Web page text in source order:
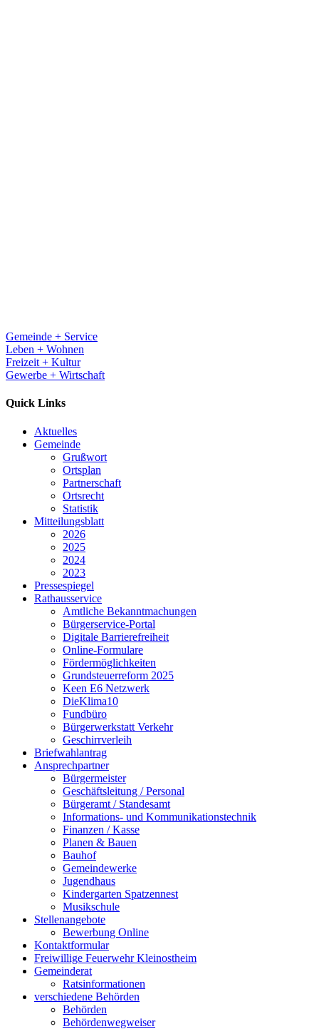
Gemeinde + Service
Leben + Wohnen
Freizeit + Kultur
Gewerbe + Wirtschaft
Quick Links
Aktuelles
Gemeinde
Grußwort
Ortsplan
Partnerschaft
Ortsrecht
Statistik
Mitteilungsblatt
2026
2025
2024
2023
Pressespiegel
Rathausservice
Amtliche Bekanntmachungen
Bürgerservice-Portal
Digitale Barrierefreiheit
Online-Formulare
Fördermöglichkeiten
Grundsteuerreform 2025
Keen E6 Netzwerk
DieKlima10
Fundbüro
Bürgerwerkstatt Verkehr
Geschirrverleih
Briefwahlantrag
Ansprechpartner
Bürgermeister
Geschäftsleitung / Personal
Bürgeramt / Standesamt
Informations- und Kommunikationstechnik
Finanzen / Kasse
Planen & Bauen
Bauhof
Gemeindewerke
Jugendhaus
Kindergarten Spatzennest
Musikschule
Stellenangebote
Bewerbung Online
Kontaktformular
Freiwillige Feuerwehr Kleinostheim
Gemeinderat
Ratsinformationen
verschiedene Behörden
Behörden
Behördenwegweiser